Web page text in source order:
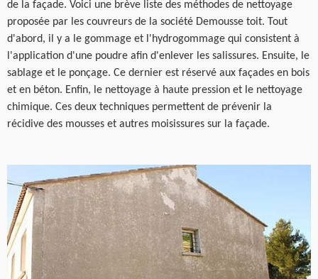
de la façade. Voici une brève liste des méthodes de nettoyage
proposée par les couvreurs de la société Demousse toit. Tout
d'abord, il y a le gommage et l'hydrogommage qui consistent à
l'application d'une poudre afin d'enlever les salissures. Ensuite, le
sablage et le ponçage. Ce dernier est réservé aux façades en bois
et en béton. Enfin, le nettoyage à haute pression et le nettoyage
chimique. Ces deux techniques permettent de prévenir la
récidive des mousses et autres moisissures sur la façade.